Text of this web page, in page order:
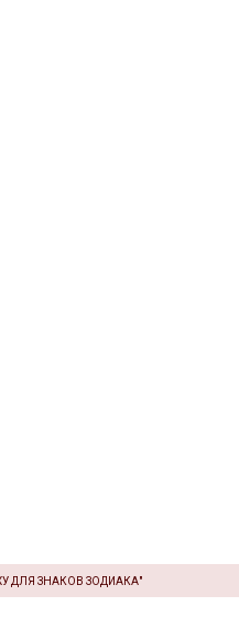
ДЛЯ ЗНАКОВ ЗОДИАКА"